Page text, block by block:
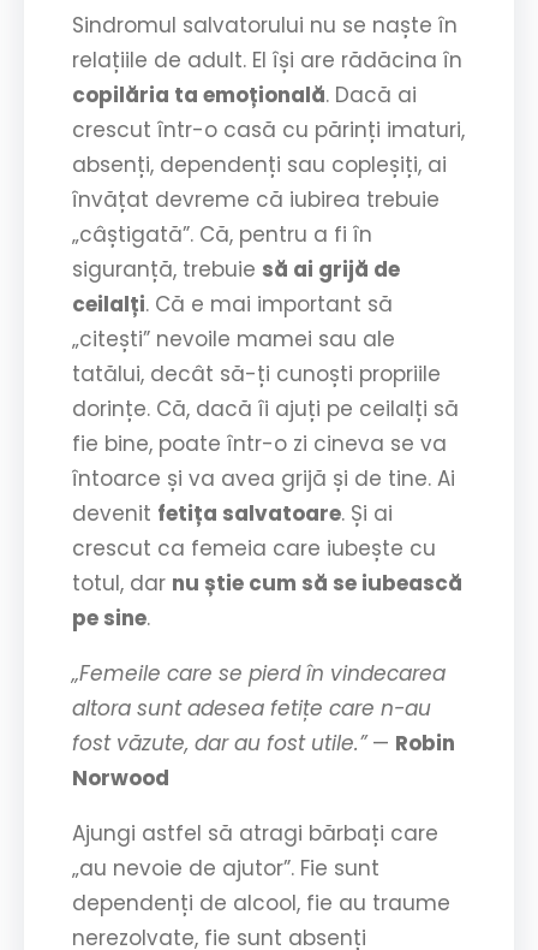
Sindromul salvatorului nu se naște în
relațiile de adult. El își are rădăcina în
copilăria ta emoțională. Dacă ai
crescut într-o casă cu părinți imaturi,
absenți, dependenți sau copleșiți, ai
învățat devreme că iubirea trebuie
„câștigată”. Că, pentru a fi în
siguranță, trebuie să ai grijă de
ceilalți. Că e mai important să
„citești” nevoile mamei sau ale
tatălui, decât să-ți cunoști propriile
dorințe. Că, dacă îi ajuți pe ceilalți să
fie bine, poate într-o zi cineva se va
întoarce și va avea grijă și de tine. Ai
devenit fetița salvatoare. Și ai
crescut ca femeia care iubește cu
totul, dar nu știe cum să se iubească
pe sine.
„Femeile care se pierd în vindecarea
altora sunt adesea fetițe care n-au
fost văzute, dar au fost utile.”— Robin
Norwood
Ajungi astfel să atragi bărbați care
„au nevoie de ajutor”. Fie sunt
dependenți de alcool, fie au traume
nerezolvate, fie sunt absenți